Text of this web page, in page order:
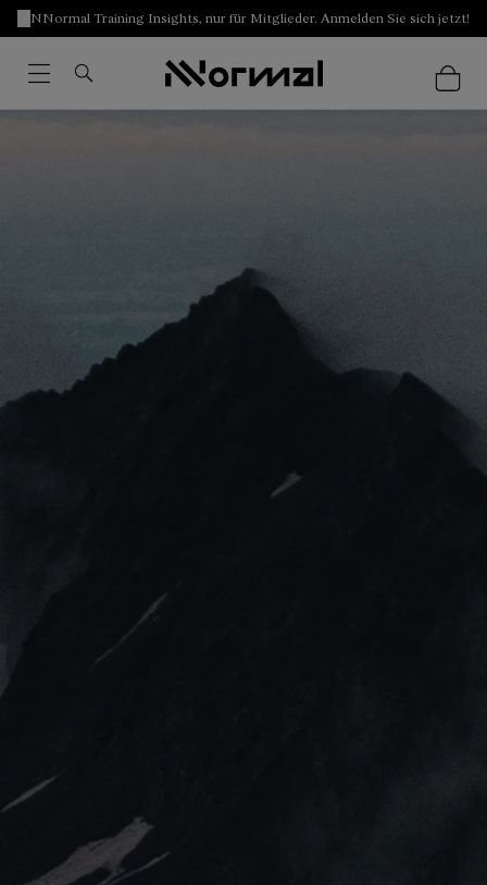
NNormal Training Insights, nur für Mitglieder. Anmelden Sie sich jetzt!